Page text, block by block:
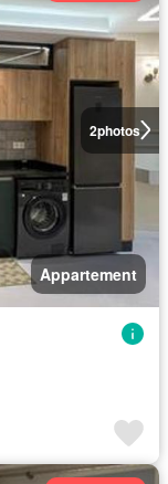
2photos
Appartement